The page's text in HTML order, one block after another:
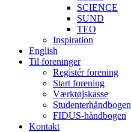
SCIENCE
SUND
TEO
Inspiration
English
Til foreninger
Registér forening
Start forening
Værktøjskasse
Studenterhåndbogen
FIDUS-håndbogen
Kontakt